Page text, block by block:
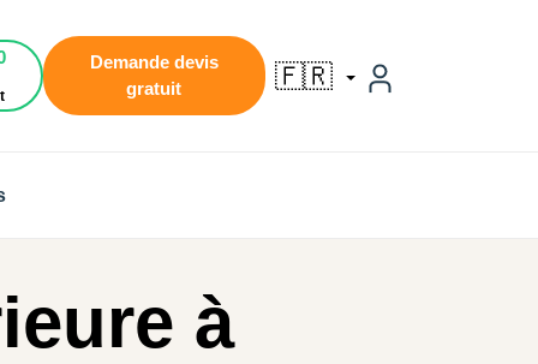
Demande devis
gratuit
🇫🇷
à